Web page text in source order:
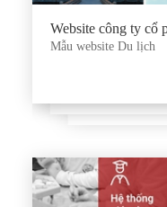
Website công ty cổ
Mẫu website Du lịch